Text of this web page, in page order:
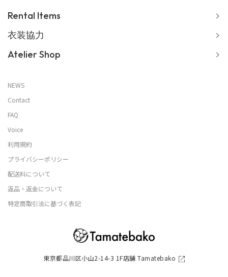
東京都品川区小山2-14-3 1F店舗 Tamatebako
Rental Items
衣装協力
Atelier Shop
NEWS
Contact
FAQ
Voice
利用規約
プライバシーポリシー
配送料について
返品・返金について
特定商取引法に基づく表記